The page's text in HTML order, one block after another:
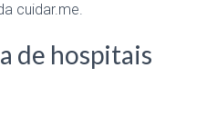
cuidar.me.
de hospitais